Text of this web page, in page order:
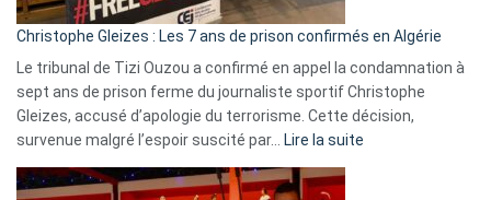
d’Israël
Christophe Gleizes : Les 7 ans de prison confirmés en Algérie
Le tribunal de Tizi Ouzou a confirmé en appel la condamnation à
sept ans de prison ferme du journaliste sportif Christophe
Gleizes, accusé d’apologie du terrorisme. Cette décision,
survenue malgré l’espoir suscité par… Lire la suite